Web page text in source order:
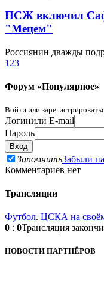
ПСЖ включил
"Мецем"
Россиянин дважды
1 23
Форум «Популярное»
Войти или
Логинили E-mail
Пароль
ЗапомнитьЗабыли
Комментариев нет
Трансляции
Футбол. ЦСКА на своём
0 : 0Трансляция
НОВОСТИ ПАРТНЁРОВ